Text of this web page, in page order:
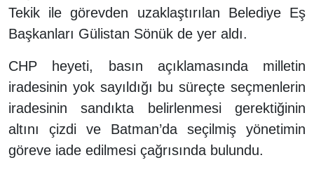
Tekik ile görevden uzaklaştırılan Belediye Eş
Başkanları Gülistan Sönük de yer aldı.
CHP heyeti, basın açıklamasında milletin
iradesinin yok sayıldığı bu süreçte seçmenlerin
iradesinin sandıkta belirlenmesi gerektiğinin
altını çizdi ve Batman’da seçilmiş yönetimin
göreve iade edilmesi çağrısında bulundu.